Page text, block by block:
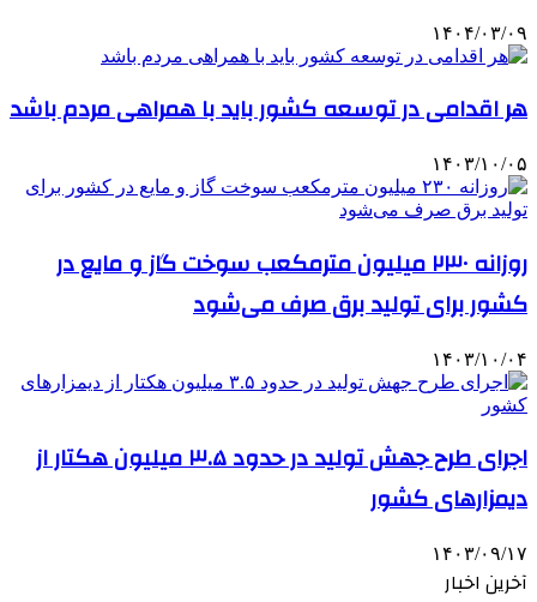
۱۴۰۴/۰۳/۰۹
هر اقدامی در توسعه کشور باید با همراهی مردم باشد
۱۴۰۳/۱۰/۰۵
روزانه ۲۳۰ میلیون مترمکعب سوخت گاز و مایع در
کشور برای تولید برق صرف می‌شود
۱۴۰۳/۱۰/۰۴
اجرای طرح جهش تولید در حدود ۳.۵ میلیون هکتار از
دیمزارهای کشور
۱۴۰۳/۰۹/۱۷
آخرین اخبار